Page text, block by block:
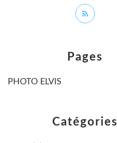
Catégories
Pages
PHOTO ELVIS